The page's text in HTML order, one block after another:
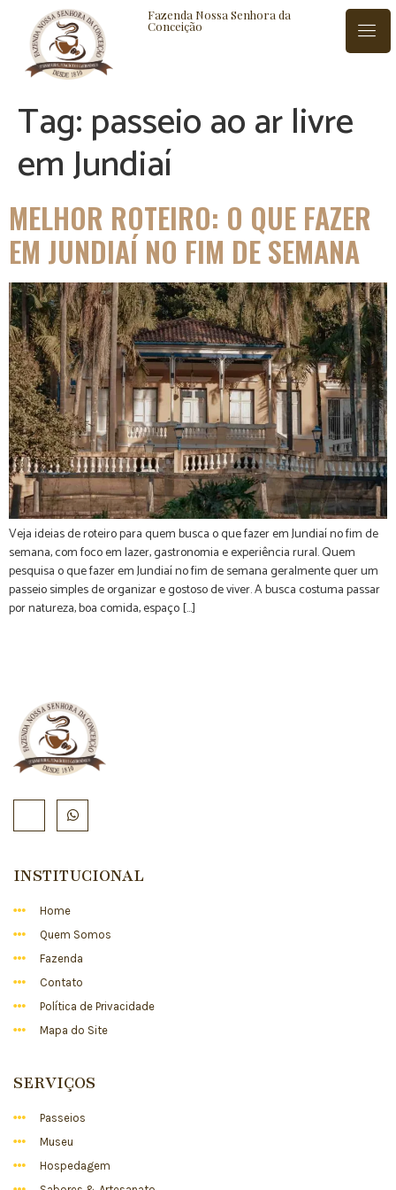
Fazenda Nossa Senhora da
Conceição
BLOG CONTATO
Tag:passeio ao ar livre
em Jundiaí
MELHOR ROTEIRO: O QUE FAZER
EM JUNDIAÍ NO FIM DE SEMANA
Veja ideias de roteiro para quem busca o que fazer em Jundiaí no fim de
semana, com foco em lazer, gastronomia e experiência rural. Quem
pesquisa o que fazer em Jundiaí no fim de semana geralmente quer um
passeio simples de organizar e gostoso de viver. A busca costuma passar
por natureza, boa comida, espaço […]
INSTITUCIONAL
Home
Quem Somos
Fazenda
Contato
Política de Privacidade
Mapa do Site
SERVIÇOS
Passeios
Museu
Hospedagem